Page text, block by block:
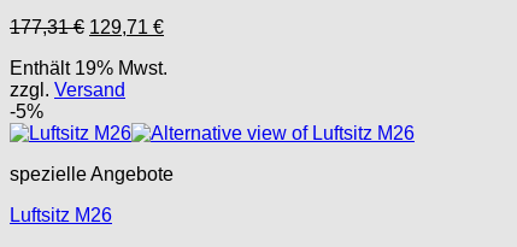
177,31€ Ursprünglicher
war:
177,31 €
129,71 €Aktueller
ist:
Enthält 19% Mwst.
zzgl. Versand
-5%
spezielle Angebote
Luftsitz M26